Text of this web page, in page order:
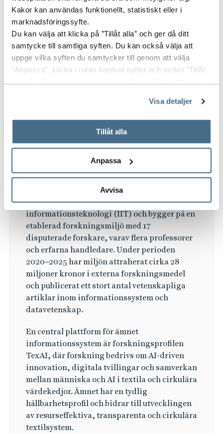
Kakor kan användas funktionellt, statistiskt eller i
marknadsföringssyfte.
Du kan välja att klicka på ”Tillåt alla” och ger då ditt
samtycke till samtliga syften. Du kan också välja att
uppge vilka syften du samtycker till genom att välja
"Anpassa", klicka i rutan bredvid syftet och sedan ”Tillåt
används och hur vi och våra leverantörer inhämtar och
behandlar personuppgifter.
Visa detaljer
Tillåt alla
Anpassa
Avvisa
– Jag ser både forskarutbildningen och den nya
masterutbildningen som kvitton på det
engagemang, kompetens, nytänkande och
samarbetsvilja som finns hos oss, och den
relevans som våra ämnen har för samhället. Vi
informationsteknologi.
Forskarutbildningen Informationssystem är
organisatoriskt placerad vid Institutionen för
informationsteknologi (IIT) och bygger på en
etablerad forskningsmiljö med 17
disputerade forskare, varav flera professorer
och erfarna handledare. Under perioden
2020–2025 har miljön attraherat cirka 28
miljoner kronor i externa forskningsmedel
och publicerat ett stort antal vetenskapliga
artiklar inom informationssystem och
datavetenskap.
En central plattform för ämnet
informationssystem är forskningsprofilen
TexAI, där forskning bedrivs om AI-driven
innovation, digitala tvillingar och samverkan
mellan människa och AI i textila och cirkulära
värdekedjor. Ämnet har en tydlig
hållbarhetsprofil och bidrar till utvecklingen
av resurseffektiva, transparenta och cirkulära
textilsystem.